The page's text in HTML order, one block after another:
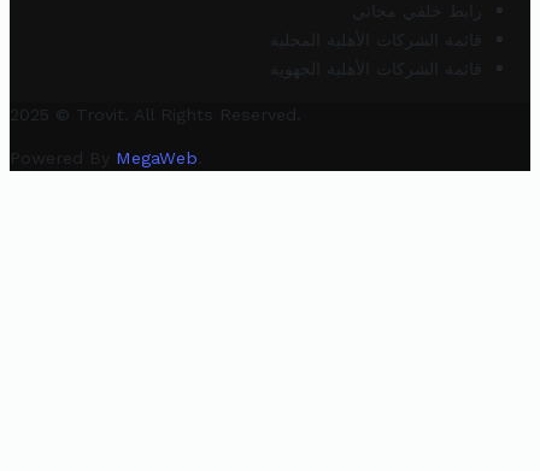
رابط خلفي مجاني
قائمة الشركات الأهلية المحلية
قائمة الشركات الأهلية الجهوية
2025 © Trovit. All Rights Reserved.
Powered By MegaWeb